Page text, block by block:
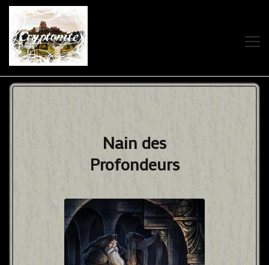
Nain des
Profondeurs